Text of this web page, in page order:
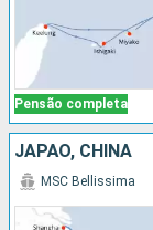
Pensão completa
JAPÃO, CHINA
MSC Bellissima